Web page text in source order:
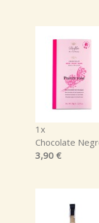
1x
Chocolate
3,90 €